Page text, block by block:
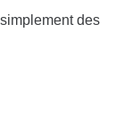
des